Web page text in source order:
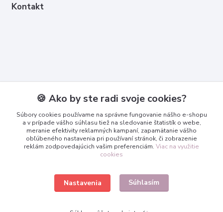
Kontakt
+421 950 365 567
info@3dcko.sk
www.3dcko.sk
🍪 Ako by ste radi svoje cookies?
Súbory cookies používame na správne fungovanie nášho e-shopu
a v prípade vášho súhlasu tiež na sledovanie štatistík o webe,
meranie efektivity reklamných kampaní, zapamätanie vášho
obľúbeného nastavenia pri používaní stránok, či zobrazenie
reklám zodpovedajúcich vašim preferenciám. Viac na využitie
cookies
Nastavenia Súhlasím